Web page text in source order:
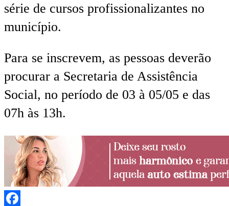
série de cursos profissionalizantes no
município.
Para se inscrevem, as pessoas deverão
procurar a Secretaria de Assistência
Social, no período de 03 à 05/05 e das
07h às 13h.